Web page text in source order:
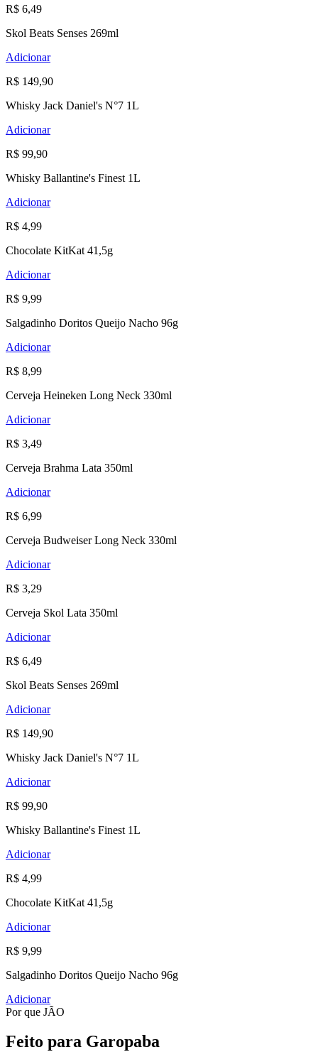
R$ 6,49
Skol Beats Senses 269ml
Adicionar
R$ 149,90
Whisky Jack Daniel's N°7 1L
Adicionar
R$ 99,90
Whisky Ballantine's Finest 1L
Adicionar
R$ 4,99
Chocolate KitKat 41,5g
Adicionar
R$ 9,99
Salgadinho Doritos Queijo Nacho 96g
Adicionar
R$ 8,99
Cerveja Heineken Long Neck 330ml
Adicionar
R$ 3,49
Cerveja Brahma Lata 350ml
Adicionar
R$ 6,99
Cerveja Budweiser Long Neck 330ml
Adicionar
R$ 3,29
Cerveja Skol Lata 350ml
Adicionar
R$ 6,49
Skol Beats Senses 269ml
Adicionar
R$ 149,90
Whisky Jack Daniel's N°7 1L
Adicionar
R$ 99,90
Whisky Ballantine's Finest 1L
Adicionar
R$ 4,99
Chocolate KitKat 41,5g
Adicionar
R$ 9,99
Salgadinho Doritos Queijo Nacho 96g
Adicionar
Por que JÃO
Feito para Garopaba